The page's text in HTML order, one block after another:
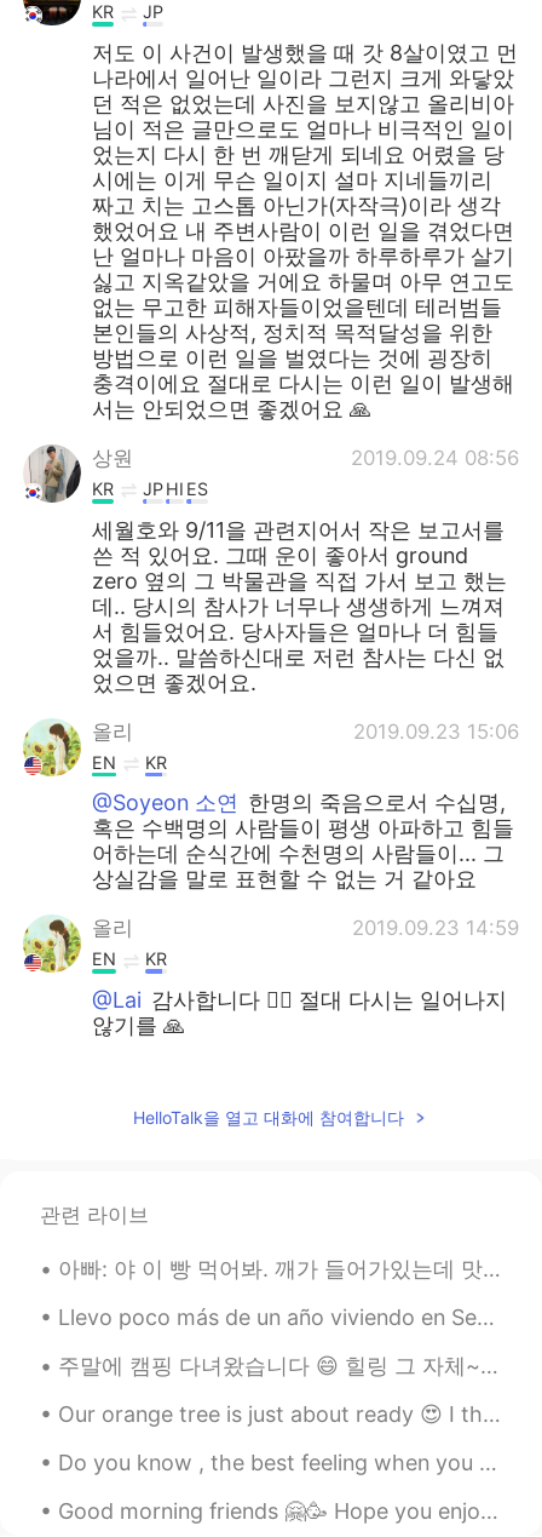
KR JP
저도 이 사건이 발생했을 때 갓 8살이였고 먼
나라에서 일어난 일이라 그런지 크게 와닿았
던 적은 없었는데 사진을 보지않고 올리비아
님이 적은 글만으로도 얼마나 비극적인 일이
었는지 다시 한 번 깨닫게 되네요 어렸을 당
시에는 이게 무슨 일이지 설마 지네들끼리
짜고 치는 고스톱 아닌가(자작극)이라 생각
했었어요 내 주변사람이 이런 일을 겪었다면
난 얼마나 마음이 아팠을까 하루하루가 살기
싫고 지옥같았을 거에요 하물며 아무 연고도
없는 무고한 피해자들이었을텐데 테러범들
본인들의 사상적, 정치적 목적달성을 위한
방법으로 이런 일을 벌였다는 것에 굉장히
충격이에요 절대로 다시는 이런 일이 발생해
서는 안되었으면 좋겠어요 🙏
상원 2019.09.24 08:56
KR JPHI ES
세월호와 9/11을 관련지어서 작은 보고서를
쓴 적 있어요. 그때 운이 좋아서 ground
zero 옆의 그 박물관을 직접 가서 보고 했는
데.. 당시의 참사가 너무나 생생하게 느껴져
서 힘들었어요. 당사자들은 얼마나 더 힘들
었을까.. 말씀하신대로 저런 참사는 다신 없
었으면 좋겠어요.
올리 2019.09.23 15:06
EN KR
@Soyeon 소연 한명의 죽음으로서 수십명,
혹은 수백명의 사람들이 평생 아파하고 힘들
어하는데 순식간에 수천명의 사람들이... 그
상실감을 말로 표현할 수 없는 거 같아요
올리 2019.09.23 14:59
EN KR
@Lai 감사합니다 🙇‍♂️ 절대 다시는 일어나지
않기를 🙏
EN KR
@아아
그러게요.. 9/11 일어났을 때 모든 세
기억을 못하지만 현지에서든 TV로든 눈 앞
건의 심각성이 상상을 초월합니다
올리 2019.09.23 14:55
9.11 전과 후에 뉴욕을 가보신 분들은 충격이
HelloTalk을 열고 대화에 참여합니다
관련 라이브
아빠: 야 이 빵 먹어봐. 깨가 들어가있는데 맛있어. 나: 나 지금 너무 배불러. 언니: 그럼 내가 먹는다. 아빠 깨가 뭐야? 아빠: 깨가 sesame지. 언니: 아니~ 스페...
Llevo poco más de un año viviendo en Seúl. Extraño hablar con otros en español y los chistes mexi...
주말에 캠핑 다녀왔습니다 😄 힐링 그 자체~ ㅎㅎ 이 캠프장은 정말 아름답고 맛진 풍경을 즐길 수 있는 강물 여행으로 유명해요 카누, 카약, 튜브와 래프팅을 제공합니다 래프...
Our orange tree is just about ready 😍 I think they’ll be perfect by next week. I love my oranges...
Do you know , the best feeling when you wake up earlier than usual and hear the sound of the rain...
Good morning friends 🤗🥳 Hope you enjoy your Wednesday and remember to smile 😊 I look forward f...